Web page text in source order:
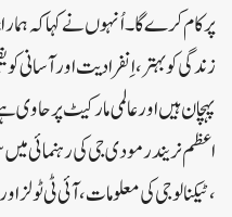
پر کام کرے گا ۔اُنہوں نے کہا کہ
زندگی کو بہتر، اِنفرادیت اور آسانی
پہچان ہیں اور عالمی مارکیٹ پر
اعظم نریندر مودی جی کی رہنمائی
، ٹیکنالوجی کی معلومات ، آئی ٹی